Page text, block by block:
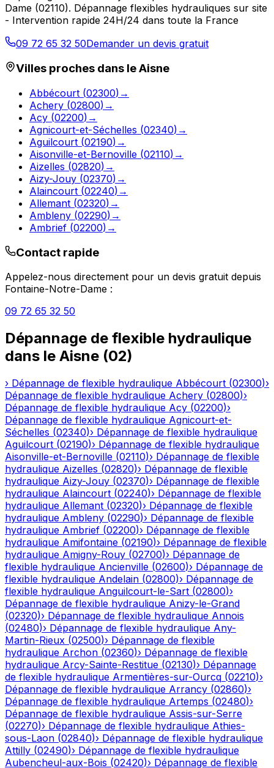
Dame (02110). Dépannage flexibles hydrauliques sur site
- Intervention rapide 24H/24 dans toute la France
09 72 65 32 50Demander un devis gratuit
Villes proches dans leAisne
Abbécourt (02300) →
Achery (02800) →
Acy (02200) →
Agnicourt-et-Séchelles (02340) →
Aguilcourt (02190) →
Aisonville-et-Bernoville (02110) →
Aizelles (02820) →
Aizy-Jouy (02370) →
Alaincourt (02240) →
Allemant (02320) →
Ambleny (02290) →
Ambrief (02200) →
Contact rapide
Appelez-nous directement pour un devis gratuit depuis
Fontaine-Notre-Dame :
09 72 65 32 50
Dépannage de flexible hydraulique
dans le Aisne (02)
› Dépannage de flexible hydraulique Abbécourt (02300)›
Dépannage de flexible hydraulique Achery (02800)›
Dépannage de flexible hydraulique Acy (02200)›
Dépannage de flexible hydraulique Agnicourt-et-
Séchelles (02340)› Dépannage de flexible hydraulique
Aguilcourt (02190)› Dépannage de flexible hydraulique
Aisonville-et-Bernoville (02110)› Dépannage de flexible
hydraulique Aizelles (02820)› Dépannage de flexible
hydraulique Aizy-Jouy (02370)› Dépannage de flexible
hydraulique Alaincourt (02240)› Dépannage de flexible
hydraulique Allemant (02320)› Dépannage de flexible
hydraulique Ambleny (02290)› Dépannage de flexible
hydraulique Ambrief (02200)› Dépannage de flexible
hydraulique Amifontaine (02190)› Dépannage de flexible
hydraulique Amigny-Rouy (02700)› Dépannage de
flexible hydraulique Ancienville (02600)› Dépannage de
flexible hydraulique Andelain (02800)› Dépannage de
flexible hydraulique Anguilcourt-le-Sart (02800)›
Dépannage de flexible hydraulique Anizy-le-Grand
(02320)› Dépannage de flexible hydraulique Annois
(02480)› Dépannage de flexible hydraulique Any-
Martin-Rieux (02500)› Dépannage de flexible
hydraulique Archon (02360)› Dépannage de flexible
hydraulique Arcy-Sainte-Restitue (02130)› Dépannage
de flexible hydraulique Armentières-sur-Ourcq (02210)›
Dépannage de flexible hydraulique Arrancy (02860)›
Dépannage de flexible hydraulique Artemps (02480)›
Dépannage de flexible hydraulique Assis-sur-Serre
(02270)› Dépannage de flexible hydraulique Athies-
sous-Laon (02840)› Dépannage de flexible hydraulique
Attilly (02490)› Dépannage de flexible hydraulique
Aubencheul-aux-Bois (02420)› Dépannage de flexible